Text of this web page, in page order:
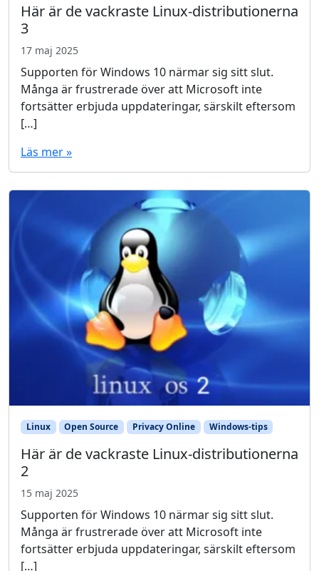
Här är de vackraste Linux-distributionerna
3
17 maj 2025
Supporten för Windows 10 närmar sig sitt slut.
Många är frustrerade över att Microsoft inte
fortsätter erbjuda uppdateringar, särskilt eftersom
[…]
Läs mer »
Linux Open Source Privacy Online Windows-tips
Här är de vackraste Linux-distributionerna
2
15 maj 2025
Supporten för Windows 10 närmar sig sitt slut.
Många är frustrerade över att Microsoft inte
fortsätter erbjuda uppdateringar, särskilt eftersom
[…]